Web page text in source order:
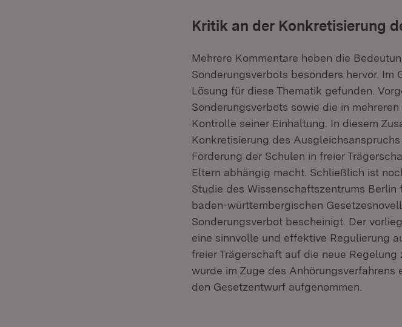
Kritik an der Konkretisierung
Mehrere Kommentare heben die
Sonderungsverbots besonders hervor.
Lösung für diese Thematik gefunden.
Sonderungsverbots sowie die in
Kontrolle seiner Einhaltung. In diesem
Konkretisierung des
Förderung der Schulen in freier
Eltern abhängig macht. Schließlich ist
Studie des Wissenschaftszentrums
baden-württembergischen
Sonderungsverbot bescheinigt. Der
eine sinnvolle und effektive Regulierung
freier Trägerschaft auf die neue
wurde im Zuge des Anhörungsverfahrens
den Gesetzentwurf aufgenommen.